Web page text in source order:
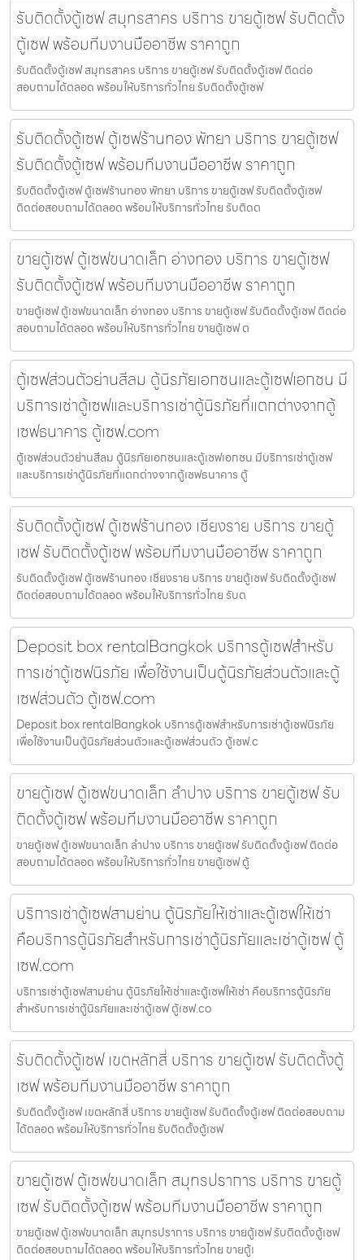
รับติดตั้งตู้เซฟ สมุทรสาคร บริการ ขายตู้เซฟ รับติดตั้ง
ตู้เซฟ พร้อมทีมงานมืออาชีพ ราคาถูก
รับติดตั้งตู้เซฟ สมุทรสาคร บริการ ขายตู้เซฟ รับติดตั้งตู้เซฟ ติดต่อ
สอบถามได้ตลอด พร้อมให้บริการทั่วไทย รับติดตั้งตู้เซฟ
รับติดตั้งตู้เซฟ ตู้เซฟร้านทอง พัทยา บริการ ขายตู้เซฟ
รับติดตั้งตู้เซฟ พร้อมทีมงานมืออาชีพ ราคาถูก
รับติดตั้งตู้เซฟ ตู้เซฟร้านทอง พัทยา บริการ ขายตู้เซฟ รับติดตั้งตู้เซฟ
ติดต่อสอบถามได้ตลอด พร้อมให้บริการทั่วไทย รับติดต
ขายตู้เซฟ ตู้เซฟขนาดเล็ก อ่างทอง บริการ ขายตู้เซฟ
รับติดตั้งตู้เซฟ พร้อมทีมงานมืออาชีพ ราคาถูก
ขายตู้เซฟ ตู้เซฟขนาดเล็ก อ่างทอง บริการ ขายตู้เซฟ รับติดตั้งตู้เซฟ ติดต่อ
สอบถามได้ตลอด พร้อมให้บริการทั่วไทย ขายตู้เซฟ ต
ตู้เซฟส่วนตัวย่านสีลม ตู้นิรภัยเอกชนและตู้เซฟเอกชน มี
บริการเช่าตู้เซฟและบริการเช่าตู้นิรภัยที่แตกต่างจากตู้
เซฟธนาคาร ตู้เซฟ.com
ตู้เซฟส่วนตัวย่านสีลม ตู้นิรภัยเอกชนและตู้เซฟเอกชน มีบริการเช่าตู้เซฟ
และบริการเช่าตู้นิรภัยที่แตกต่างจากตู้เซฟธนาคาร ตู้
รับติดตั้งตู้เซฟ ตู้เซฟร้านทอง เชียงราย บริการ ขายตู้
เซฟ รับติดตั้งตู้เซฟ พร้อมทีมงานมืออาชีพ ราคาถูก
รับติดตั้งตู้เซฟ ตู้เซฟร้านทอง เชียงราย บริการ ขายตู้เซฟ รับติดตั้งตู้เซฟ
ติดต่อสอบถามได้ตลอด พร้อมให้บริการทั่วไทย รับต
Deposit box rentalBangkok บริการตู้เซฟสำหรับ
การเช่าตู้เซฟนิรภัย เพื่อใช้งานเป็นตู้นิรภัยส่วนตัวและตู้
เซฟส่วนตัว ตู้เซฟ.com
Deposit box rentalBangkok บริการตู้เซฟสำหรับการเช่าตู้เซฟนิรภัย
เพื่อใช้งานเป็นตู้นิรภัยส่วนตัวและตู้เซฟส่วนตัว ตู้เซฟ.c
ขายตู้เซฟ ตู้เซฟขนาดเล็ก ลำปาง บริการ ขายตู้เซฟ รับ
ติดตั้งตู้เซฟ พร้อมทีมงานมืออาชีพ ราคาถูก
ขายตู้เซฟ ตู้เซฟขนาดเล็ก ลำปาง บริการ ขายตู้เซฟ รับติดตั้งตู้เซฟ ติดต่อ
สอบถามได้ตลอด พร้อมให้บริการทั่วไทย ขายตู้เซฟ ตู้
บริการเช่าตู้เซฟสามย่าน ตู้นิรภัยให้เช่าและตู้เซฟให้เช่า
คือบริการตู้นิรภัยสำหรับการเช่าตู้นิรภัยและเช่าตู้เซฟ ตู้
เซฟ.com
บริการเช่าตู้เซฟสามย่าน ตู้นิรภัยให้เช่าและตู้เซฟให้เช่า คือบริการตู้นิรภัย
สำหรับการเช่าตู้นิรภัยและเช่าตู้เซฟ ตู้เซฟ.co
รับติดตั้งตู้เซฟ เขตหลักสี่ บริการ ขายตู้เซฟ รับติดตั้งตู้
เซฟ พร้อมทีมงานมืออาชีพ ราคาถูก
รับติดตั้งตู้เซฟ เขตหลักสี่ บริการ ขายตู้เซฟ รับติดตั้งตู้เซฟ ติดต่อสอบถาม
ได้ตลอด พร้อมให้บริการทั่วไทย รับติดตั้งตู้เซฟ
ขายตู้เซฟ ตู้เซฟขนาดเล็ก สมุทรปราการ บริการ ขายตู้
เซฟ รับติดตั้งตู้เซฟ พร้อมทีมงานมืออาชีพ ราคาถูก
ขายตู้เซฟ ตู้เซฟขนาดเล็ก สมุทรปราการ บริการ ขายตู้เซฟ รับติดตั้งตู้เซฟ
ติดต่อสอบถามได้ตลอด พร้อมให้บริการทั่วไทย ขายตู้เ